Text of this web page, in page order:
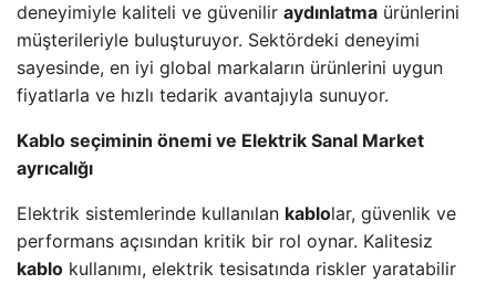
deneyimiyle kaliteli ve güvenilir aydınlatma ürünlerini
müşterileriyle buluşturuyor. Sektördeki deneyimi
sayesinde, en iyi global markaların ürünlerini uygun
fiyatlarla ve hızlı tedarik avantajıyla sunuyor.
Kablo seçiminin önemi ve Elektrik Sanal Market
ayrıcalığı
Elektrik sistemlerinde kullanılan kablolar, güvenlik ve
performans açısından kritik bir rol oynar. Kalitesiz
kablo kullanımı, elektrik tesisatında riskler yaratabilir